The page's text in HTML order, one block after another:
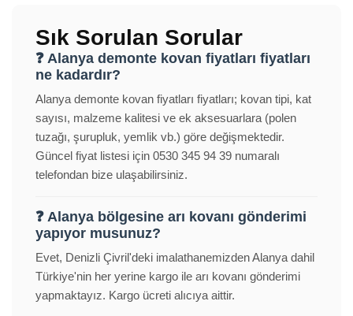
Sık Sorulan Sorular
❓ Alanya demonte kovan fiyatları fiyatları
ne kadardır?
Alanya demonte kovan fiyatları fiyatları; kovan tipi, kat
sayısı, malzeme kalitesi ve ek aksesuarlara (polen
tuzağı, şurupluk, yemlik vb.) göre değişmektedir.
Güncel fiyat listesi için 0530 345 94 39 numaralı
telefondan bize ulaşabilirsiniz.
❓ Alanya bölgesine arı kovanı gönderimi
yapıyor musunuz?
Evet, Denizli Çivril'deki imalathanemizden Alanya dahil
Türkiye'nin her yerine kargo ile arı kovanı gönderimi
yapmaktayız. Kargo ücreti alıcıya aittir.